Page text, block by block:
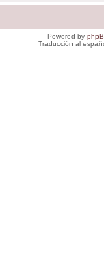
Powered by
Traducción al